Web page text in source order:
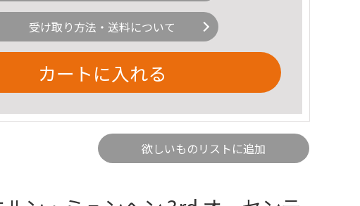
受け取り方法・送料について
カートに入れる
欲しいものリストに追加